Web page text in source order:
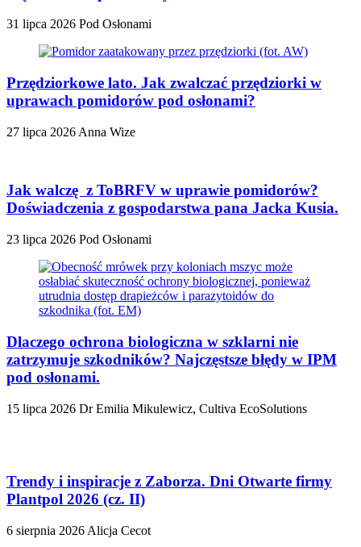
31 lipca 2026 Pod Osłonami
Przędziorkowe lato. Jak zwalczać przędziorki w
uprawach pomidorów pod osłonami?
27 lipca 2026 Anna Wize
Jak walczę z ToBRFV w uprawie pomidorów?
Doświadczenia z gospodarstwa pana Jacka Kusia.
23 lipca 2026 Pod Osłonami
Dlaczego ochrona biologiczna w szklarni nie
zatrzymuje szkodników? Najczęstsze błędy w IPM
pod osłonami.
15 lipca 2026 Dr Emilia Mikulewicz, Cultiva EcoSolutions
Trendy i inspiracje z Zaborza. Dni Otwarte firmy
Plantpol 2026 (cz. II)
6 sierpnia 2026 Alicja Cecot